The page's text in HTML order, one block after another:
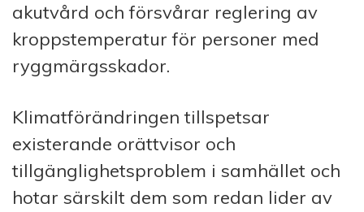
akutvård och försvårar reglering av
kroppstemperatur för personer med
ryggmärgsskador.
Klimatförändringen tillspetsar
existerande orättvisor och
tillgänglighetsproblem i samhället och
hotar särskilt dem som redan lider av